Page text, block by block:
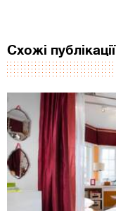
Схожі публікації